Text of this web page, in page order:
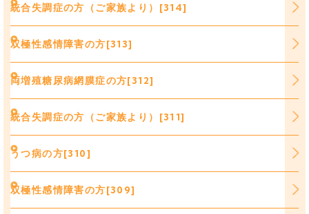
統合失調症の方（ご家族より）[314]
双極性感情障害の方[313]
両増殖糖尿病網膜症の方[312]
統合失調症の方（ご家族より）[311]
うつ病の方[310]
双極性感情障害の方[309]